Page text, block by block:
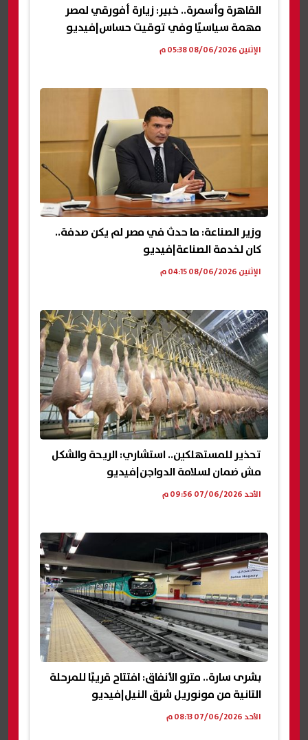
القاهرة وأسمرة.. خبير: زيارة أفورقي لمصر
مهمة سياسيًا وفي توقيت حساس|فيديو
الإثنين 08/06/2026 05:38 م
وزير الصناعة: ما حدث في مصر لم يكن صدفة..
كان لخدمة الصناعة|فيديو
الإثنين 08/06/2026 04:15 م
تحذير للمستهلكين.. استشاري: الريحة والشكل
مش ضمان لسلامة الدواجن|فيديو
الأحد 07/06/2026 09:56 م
بشرى سارة.. مترو الأنفاق: افتتاح قريبًا للمرحلة
التانية من مونوريل شرق النيل|فيديو
الأحد 07/06/2026 08:13 م